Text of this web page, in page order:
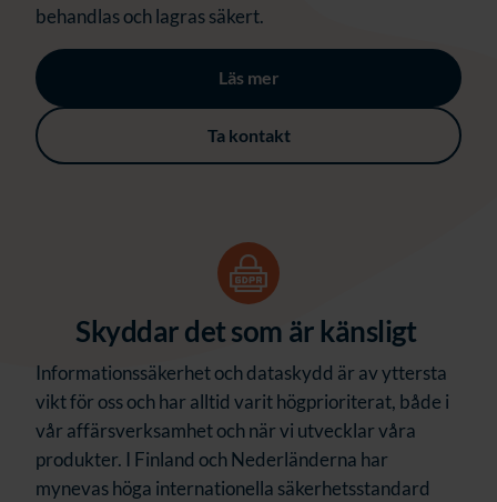
behandlas och lagras säkert.
Läs mer
Ta kontakt
Skyddar det som är känsligt
Informationssäkerhet och dataskydd är av yttersta
vikt för oss och har alltid varit högprioriterat, både i
vår affärsverksamhet och när vi utvecklar våra
produkter. I Finland och Nederländerna har
mynevas höga internationella säkerhetsstandard